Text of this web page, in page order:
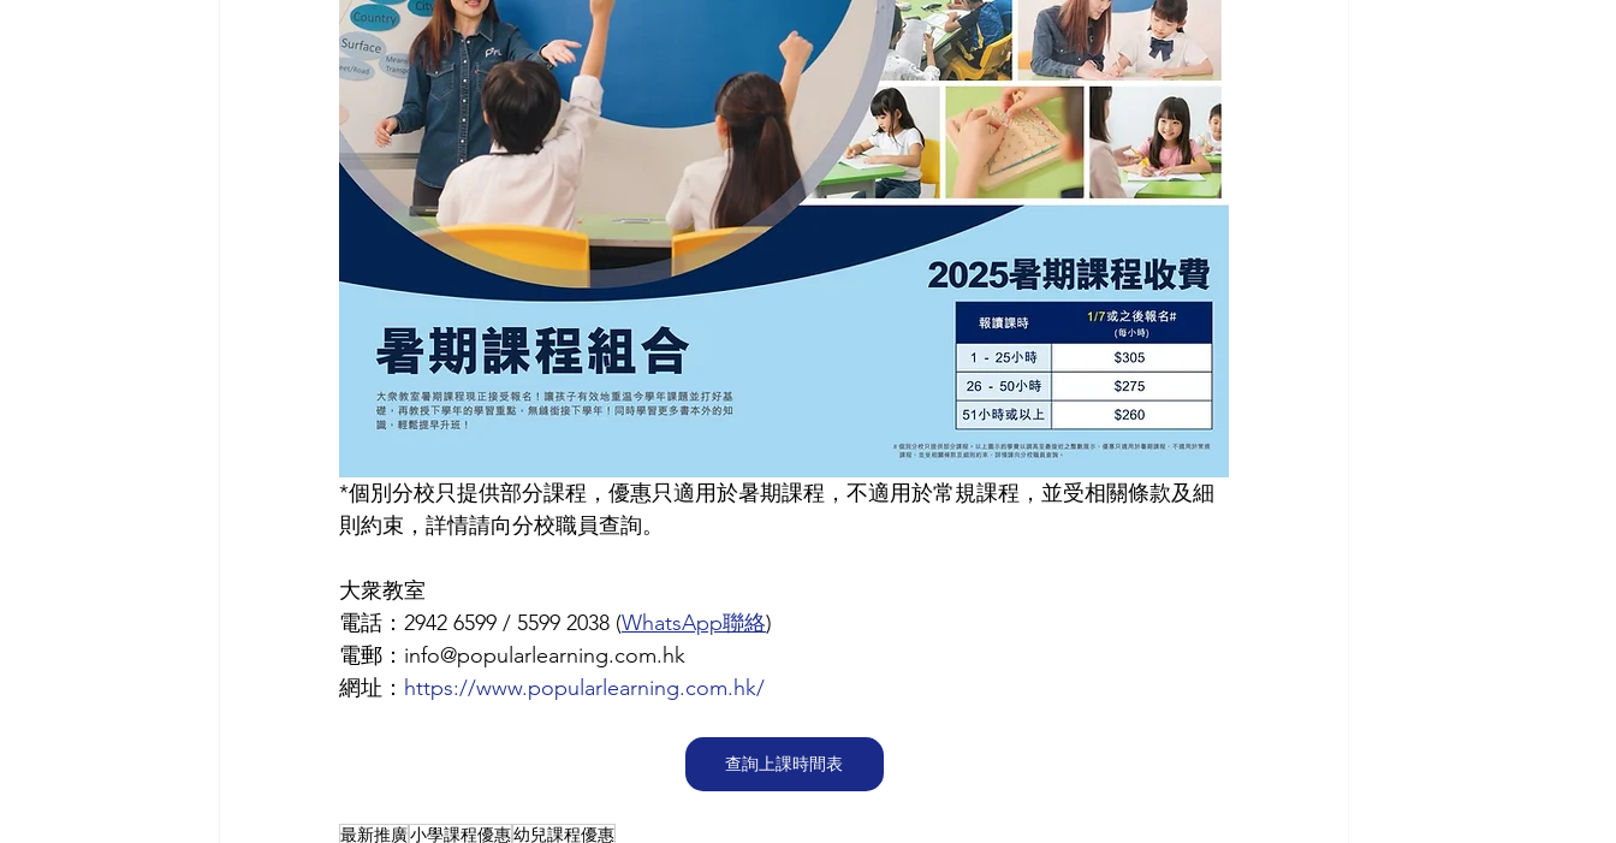
*個別分校只提供部分課程，優惠只適用於暑期課程，不適用於常規課程，並受相關條款及細
則約束，詳情請向分校職員查詢。
大衆教室
電話：2942 6599 / 5599 2038 (WhatsApp聯絡)
電郵：info@popularlearning.com.hk
網址： https://www.popularlearning.com.hk/
查詢上課時間表
最新推廣小學課程優惠幼兒課程優惠